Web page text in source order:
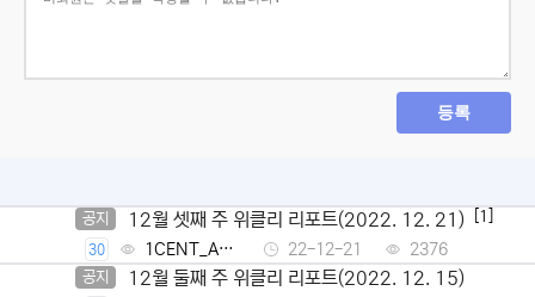
등록
공지 12월 셋째 주 위클리 리포트(2022. 12. 21) [1]
30
1CENT_Ad
min
22-12-21 2376
공지 12월 둘째 주 위클리 리포트(2022. 12. 15)